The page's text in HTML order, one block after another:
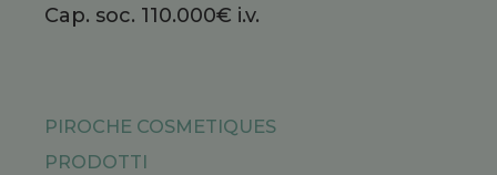
Cap. soc. 110.000€ i.v.
PIROCHE COSMETIQUES
PRODOTTI